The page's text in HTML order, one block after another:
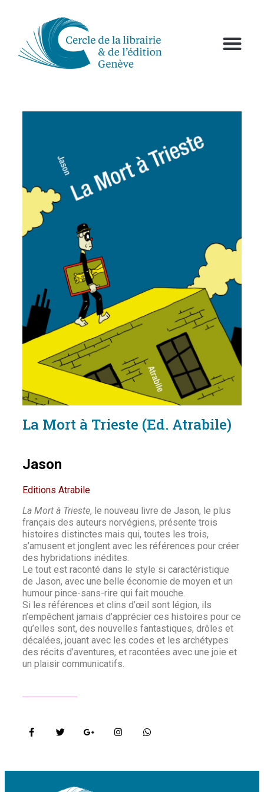
La Mort à Trieste (Ed. Atrabile)
Jason
Editions Atrabile
La Mort à Trieste, le nouveau livre de Jason, le plus
français des auteurs norvégiens, présente trois
histoires distinctes mais qui, toutes les trois,
s’amusent et jonglent avec les références pour créer
des hybridations inédites.
Le tout est raconté dans le style si caractéristique
de Jason, avec une belle économie de moyen et un
humour pince-sans-rire qui fait mouche.
Si les références et clins d’œil sont légion, ils
n’empêchent jamais d’apprécier ces histoires pour ce
qu’elles sont, des nouvelles fantastiques, drôles et
décalées, jouant avec les codes et les archétypes
des récits d’aventures, et racontées avec une joie et
un plaisir communicatifs.